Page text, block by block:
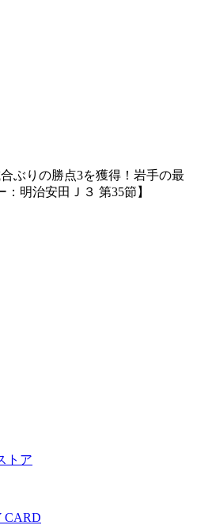
ぶりの勝点3を獲得！岩手の最
明治安田Ｊ３ 第35節】
トア
CARD